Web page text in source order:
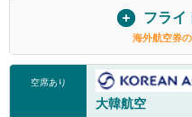
フライ
海外航空券
空席あり
大韓航空